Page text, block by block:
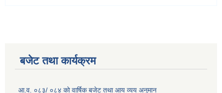
बजेट तथा कार्यक्रम
आ.व. ०८३/ ०८४ को वार्षिक बजेट तथा आय व्यय अनुमान